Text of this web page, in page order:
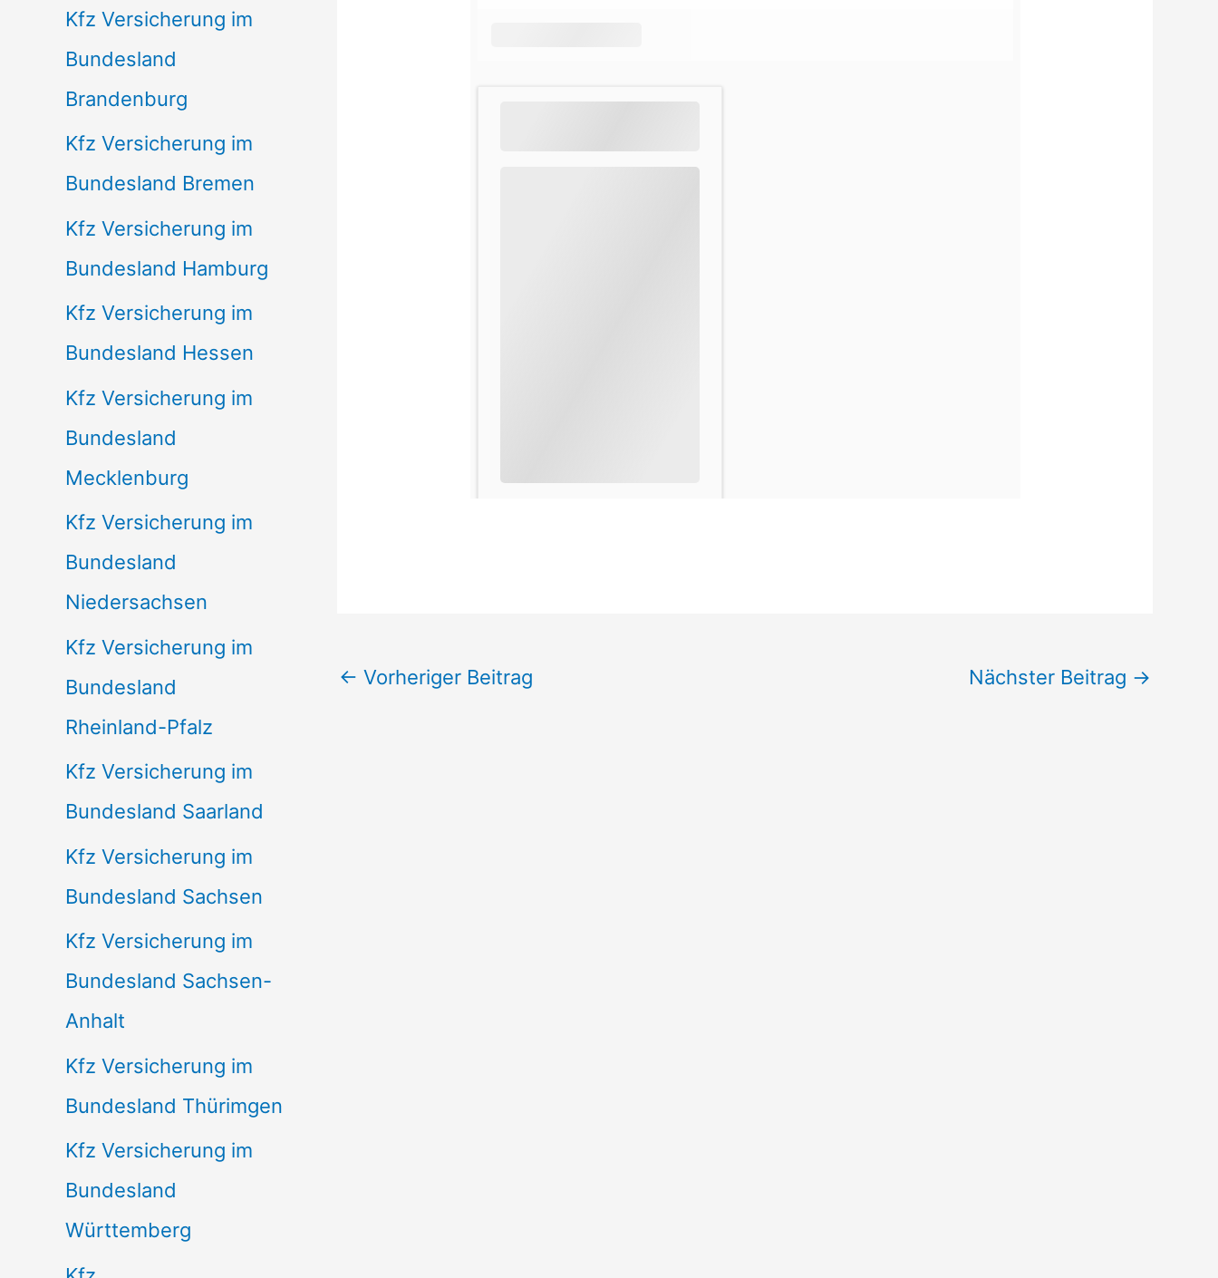
Kfz Versicherung im
Bundesland
Brandenburg
Kfz Versicherung im
Bundesland Bremen
Kfz Versicherung im
Bundesland Hamburg
Kfz Versicherung im
Bundesland Hessen
Kfz Versicherung im
Bundesland
Mecklenburg
Kfz Versicherung im
Bundesland
Niedersachsen
Kfz Versicherung im
Bundesland
Rheinland-Pfalz
Kfz Versicherung im
Bundesland Saarland
Kfz Versicherung im
Bundesland Sachsen
Kfz Versicherung im
Bundesland Sachsen-
Anhalt
Kfz Versicherung im
Bundesland Thürimgen
Kfz Versicherung im
Bundesland
Württemberg
← Vorheriger Beitrag Nächster Beitrag →